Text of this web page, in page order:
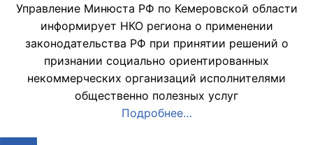
Управление Минюста РФ по Кемеровской области
информирует НКО региона о применении
законодательства РФ при принятии решений о
признании социально ориентированных
некоммерческих организаций исполнителями
общественно полезных услуг
Подробнее…